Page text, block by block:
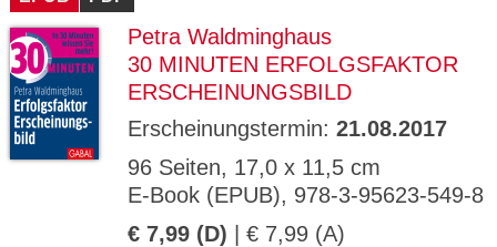
Petra Waldminghaus
30 MINUTEN ERFOLGSFAKTOR
ERSCHEINUNGSBILD
Erscheinungstermin: 21.08.2017
96 Seiten, 17,0 x 11,5 cm
E-Book (EPUB), 978-3-95623-549-8
€ 7,99 (D) | € 7,99 (A)